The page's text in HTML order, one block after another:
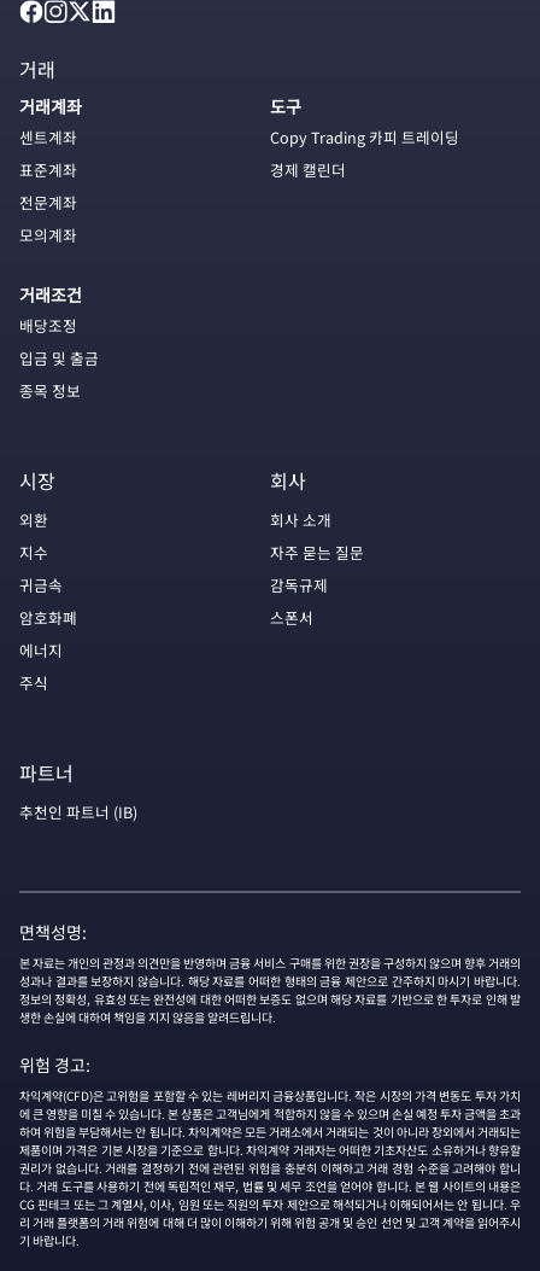
거래
거래계좌
센트계좌
표준계좌
전문계좌
모의계좌
거래조건
배당조정
입금 및 출금
종목 정보
도구
Copy Trading 카피 트레이딩
경제 캘린더
시장
외환
지수
귀금속
암호화폐
에너지
주식
회사
회사 소개
자주 묻는 질문
감독규제
스폰서
파트너
추천인 파트너 (IB)
면책성명:
본 자료는 개인의 관정과 의견만을 반영하며 금융 서비스 구매를 위한 권장을 구성하지 않으며 향후 거래의
성과나 결과를 보장하지 않습니다. 해당 자료를 어떠한 형태의 금융 제안으로 간주하지 마시기 바랍니다.
정보의 정확성, 유효성 또는 완전성에 대한 어떠한 보증도 없으며 해당 자료를 기반으로 한 투자로 인해 발
생한 손실에 대하여 책임을 지지 않음을 알려드립니다.
위험 경고:
차익계약(CFD)은 고위험을 포함할 수 있는 레버리지 금융상품입니다. 작은 시장의 가격 변동도 투자 가치
에 큰 영향을 미칠 수 있습니다. 본 상품은 고객님에게 적합하지 않을 수 있으며 손실 예정 투자 금액을 초과
하여 위험을 부담해서는 안 됩니다. 차익계약은 모든 거래소에서 거래되는 것이 아니라 장외에서 거래되는
제품이며 가격은 기본 시장을 기준으로 합니다. 차익계약 거래자는 어떠한 기초자산도 소유하거나 향유할
권리가 없습니다. 거래를 결정하기 전에 관련된 위험을 충분히 이해하고 거래 경험 수준을 고려해야 합니
다. 거래 도구를 사용하기 전에 독립적인 재무, 법률 및 세무 조언을 얻어야 합니다. 본 웹 사이트의 내용은
CG 핀테크 또는 그 계열사, 이사, 임원 또는 직원의 투자 제안으로 해석되거나 이해되어서는 안 됩니다. 우
리 거래 플랫폼의 거래 위험에 대해 더 많이 이해하기 위해 위험 공개 및 승인 선언 및 고객 계약을 읽어주시
기 바랍니다.